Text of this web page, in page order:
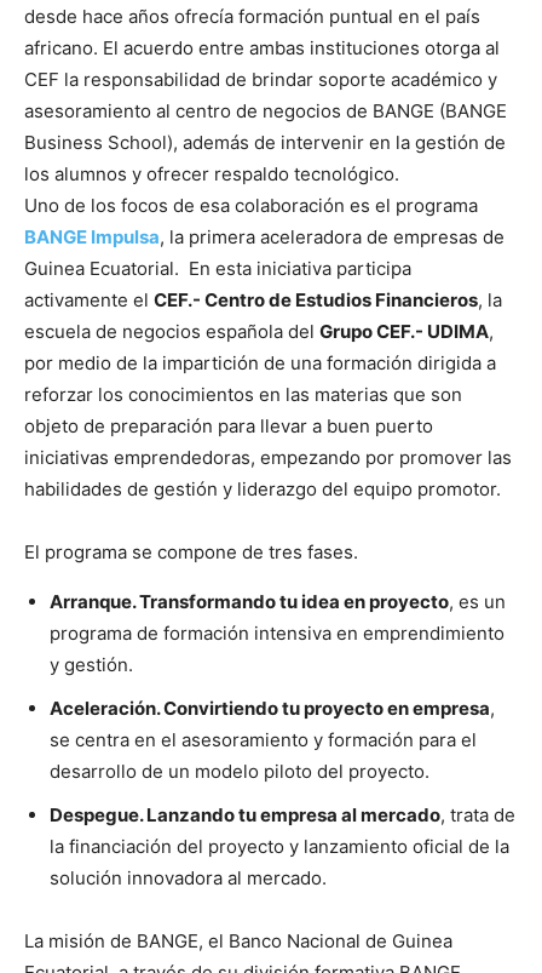
desde hace años ofrecía formación puntual en el país
africano. El acuerdo entre ambas instituciones otorga al
CEF la responsabilidad de brindar soporte académico y
asesoramiento al centro de negocios de BANGE (BANGE
Business School), además de intervenir en la gestión de
los alumnos y ofrecer respaldo tecnológico.
Uno de los focos de esa colaboración es el programa
BANGE Impulsa, la primera aceleradora de empresas de
Guinea Ecuatorial. En esta iniciativa participa
activamente el CEF.- Centro de Estudios Financieros, la
escuela de negocios española del Grupo CEF.- UDIMA,
por medio de la impartición de una formación dirigida a
reforzar los conocimientos en las materias que son
objeto de preparación para llevar a buen puerto
iniciativas emprendedoras, empezando por promover las
habilidades de gestión y liderazgo del equipo promotor.
El programa se compone de tres fases.
Arranque. Transformando tu idea en proyecto, es un
programa de formación intensiva en emprendimiento
y gestión.
Aceleración. Convirtiendo tu proyecto en empresa,
se centra en el asesoramiento y formación para el
desarrollo de un modelo piloto del proyecto.
Despegue. Lanzando tu empresa al mercado, trata de
la financiación del proyecto y lanzamiento oficial de la
solución innovadora al mercado.
La misión de BANGE, el Banco Nacional de Guinea